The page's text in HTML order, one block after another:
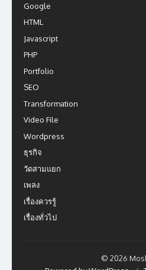
Google
HTML
Javascript
PHP
Portfolio
SEO
Transformation
Video File
Wordpress
ธุรกิจ
วัดสามแยก
เพลง
เรื่องควรรู้
เรื่องทั่วไป
© 2026